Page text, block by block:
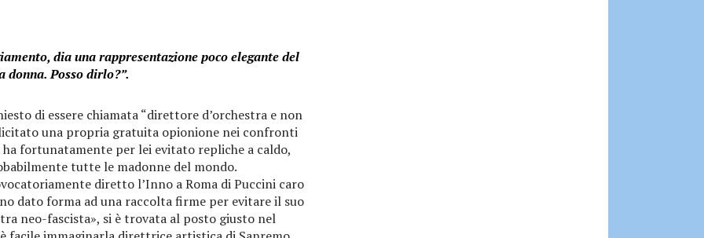
dia una rappresentazione poco elegante del
donna. Posso dirlo?”.
di essere chiamata “direttore d’orchestra e non
una propria gratuita opionione nei confronti
ha fortunatamente per lei evitato repliche a caldo,
tutte le madonne del mondo.
diretto l’Inno a Roma di Puccini caro
dato forma ad una raccolta firme per evitare il suo
neo-fascista», si è trovata al posto giusto nel